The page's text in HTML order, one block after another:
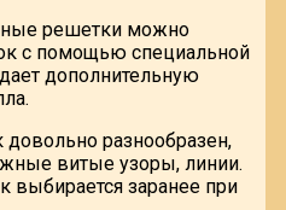
решетки можно
с помощью специальной
дополнительную
разнообразен,
витые узоры, линии.
заранее при